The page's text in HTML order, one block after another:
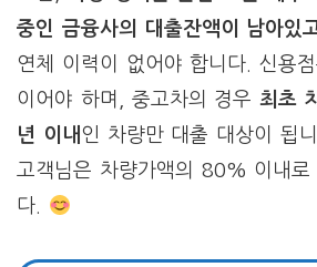
중인 금융사의 대출잔액이 남아있
연체 이력이 없어야 합니다. 신용
이어야 하며, 중고차의 경우최초
년 이내 인 차량만 대출 대상이 됩
고객님은 차량가액의 80% 이내로
다.